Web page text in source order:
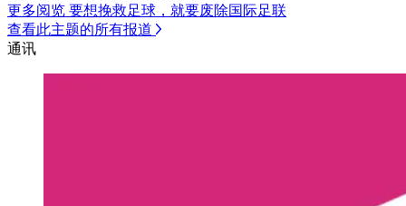
更多阅览 要想挽救足球，就要废除国际足联
查看此主题的所有报道
通讯